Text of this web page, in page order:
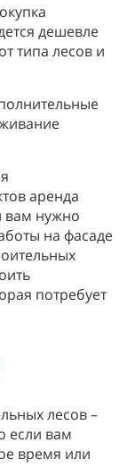
дешевле
типа лесов и
аренда
вам нужно
на фасаде
потребует
лесов –
если вам
время или